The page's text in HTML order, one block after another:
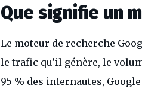
Que signifie un
Le moteur de recherche
le trafic qu’il génère, le
95 % des internautes,